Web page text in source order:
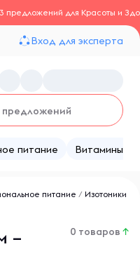
предложений для Красоты и
Вход для эксперта
питание Витамины
питание / Изотоники
–
0 товаров ↑